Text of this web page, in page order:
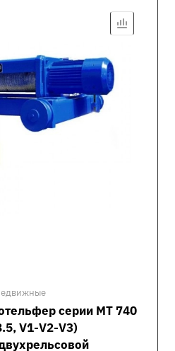
серии MT 740
V1-V2-V3)